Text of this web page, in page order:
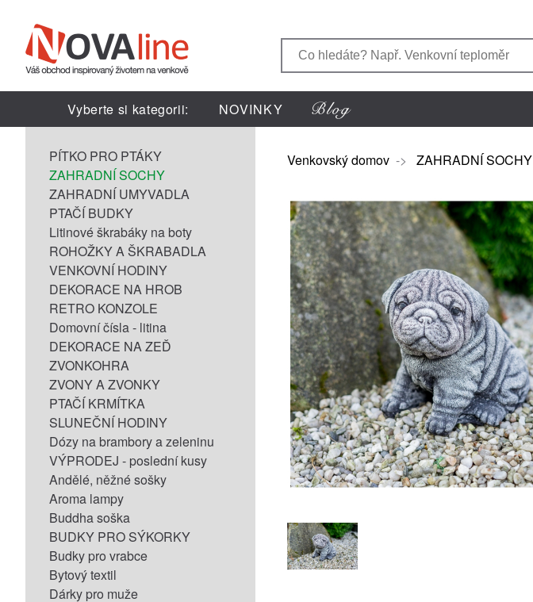
Vyberte si kategorii: NOVINKY
PÍTKO PRO PTÁKY
ZAHRADNÍ SOCHY
ZAHRADNÍ UMYVADLA
PTAČÍ BUDKY
Litinové škrabáky na boty
ROHOŽKY A ŠKRABADLA
VENKOVNÍ HODINY
DEKORACE NA HROB
RETRO KONZOLE
Domovní čísla - litina
DEKORACE NA ZEĎ
ZVONKOHRA
ZVONY A ZVONKY
PTAČÍ KRMÍTKA
SLUNEČNÍ HODINY
Dózy na brambory a zeleninu
VÝPRODEJ - poslední kusy
Andělé, něžné sošky
Aroma lampy
Buddha soška
BUDKY PRO SÝKORKY
Budky pro vrabce
Bytový textil
Dárky pro muže
Venkovský domov -> ZAHRADNÍ SOCHY